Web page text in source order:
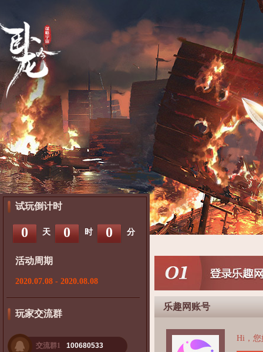
试玩倒计时
0 天 0 时 0 分
活动周期
2020.07.08 - 2020.08.08
玩家交流群
交流群1 100680533
乐趣网账号
Hi，您